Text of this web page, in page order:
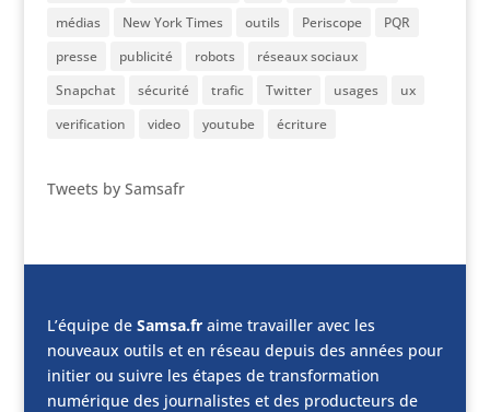
médias
New York Times outils Periscope
PQR
presse
publicité robots
réseaux sociaux
Snapchat
sécurité trafic Twitter usages
ux
verification
video youtube écriture
Tweets by Samsafr
L’équipe de Samsa.fraime travailler avec les
nouveaux outils et en réseau depuis des années pour
initier ou suivre les étapes de transformation
numérique des journalistes et des producteurs de